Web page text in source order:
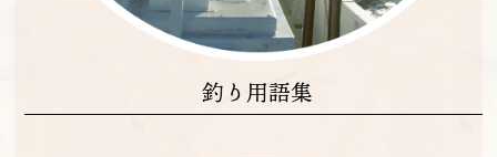
釣り用語集